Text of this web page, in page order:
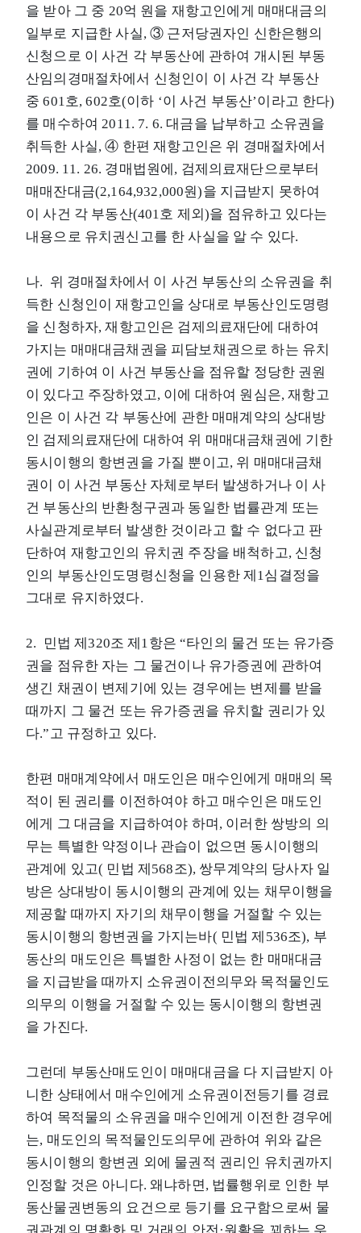
을 받아 그 중 20억 원을 재항고인에게 매매대금의
일부로 지급한 사실, ③ 근저당권자인 신한은행의
신청으로 이 사건 각 부동산에 관하여 개시된 부동
산임의경매절차에서 신청인이 이 사건 각 부동산
중 601호, 602호(이하 ‘이 사건 부동산’이라고 한다)
를 매수하여 2011. 7. 6. 대금을 납부하고 소유권을
취득한 사실, ④ 한편 재항고인은 위 경매절차에서
2009. 11. 26. 경매법원에, 검제의료재단으로부터
매매잔대금(2,164,932,000원)을 지급받지 못하여
이 사건 각 부동산(401호 제외)을 점유하고 있다는
내용으로 유치권신고를 한 사실을 알 수 있다.
나. 위 경매절차에서 이 사건 부동산의 소유권을 취
득한 신청인이 재항고인을 상대로 부동산인도명령
을 신청하자, 재항고인은 검제의료재단에 대하여
가지는 매매대금채권을 피담보채권으로 하는 유치
권에 기하여 이 사건 부동산을 점유할 정당한 권원
이 있다고 주장하였고, 이에 대하여 원심은, 재항고
인은 이 사건 각 부동산에 관한 매매계약의 상대방
인 검제의료재단에 대하여 위 매매대금채권에 기한
동시이행의 항변권을 가질 뿐이고, 위 매매대금채
권이 이 사건 부동산 자체로부터 발생하거나 이 사
건 부동산의 반환청구권과 동일한 법률관계 또는
사실관계로부터 발생한 것이라고 할 수 없다고 판
단하여 재항고인의 유치권 주장을 배척하고, 신청
인의 부동산인도명령신청을 인용한 제1심결정을
그대로 유지하였다.
2. 민법 제320조 제1항은 “타인의 물건 또는 유가증
권을 점유한 자는 그 물건이나 유가증권에 관하여
생긴 채권이 변제기에 있는 경우에는 변제를 받을
때까지 그 물건 또는 유가증권을 유치할 권리가 있
다.”고 규정하고 있다.
한편 매매계약에서 매도인은 매수인에게 매매의 목
적이 된 권리를 이전하여야 하고 매수인은 매도인
에게 그 대금을 지급하여야 하며, 이러한 쌍방의 의
무는 특별한 약정이나 관습이 없으면 동시이행의
관계에 있고( 민법 제568조), 쌍무계약의 당사자 일
방은 상대방이 동시이행의 관계에 있는 채무이행을
제공할 때까지 자기의 채무이행을 거절할 수 있는
동시이행의 항변권을 가지는바( 민법 제536조), 부
동산의 매도인은 특별한 사정이 없는 한 매매대금
을 지급받을 때까지 소유권이전의무와 목적물인도
의무의 이행을 거절할 수 있는 동시이행의 항변권
을 가진다.
그런데 부동산매도인이 매매대금을 다 지급받지 아
니한 상태에서 매수인에게 소유권이전등기를 경료
하여 목적물의 소유권을 매수인에게 이전한 경우에
는, 매도인의 목적물인도의무에 관하여 위와 같은
동시이행의 항변권 외에 물권적 권리인 유치권까지
인정할 것은 아니다. 왜냐하면, 법률행위로 인한 부
동산물권변동의 요건으로 등기를 요구함으로써 물